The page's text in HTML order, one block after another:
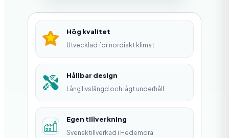
m
a
r
e
M
e
d
Hög kvalitet
Utvecklad för nordiskt klimat
Hållbar design
Lång livslängd och lågt underhåll
Egen tillverkning
Svensktillverkad i Hedemora